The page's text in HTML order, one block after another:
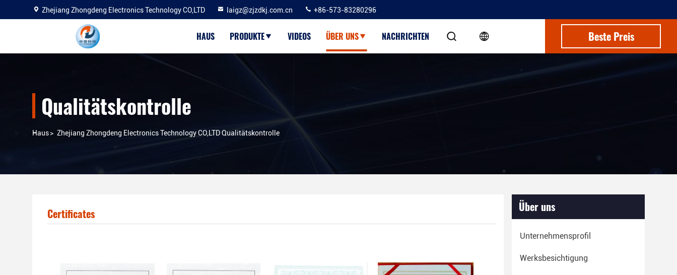
Zhejiang Zhongdeng Electronics Technology CO,LTD laigz@zjzdkj.com.cn +86-573-83280296
HAUS PRODUKTE VIDEOS ÜBER UNS NACHRICHTEN Beste Preis
Qualitätskontrolle
Haus> Zhejiang Zhongdeng Electronics Technology CO,LTD Qualitätskontrolle
Certificates Über uns
Unternehmensprofil
Werksbesichtigung